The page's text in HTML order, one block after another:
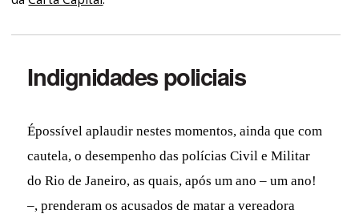
Indignidades policiais
Épossível aplaudir nestes momentos, ainda que com
cautela, o desempenho das polícias Civil e Militar
do Rio de Janeiro, as quais, após um ano – um ano!
–, prenderam os acusados de matar a vereadora